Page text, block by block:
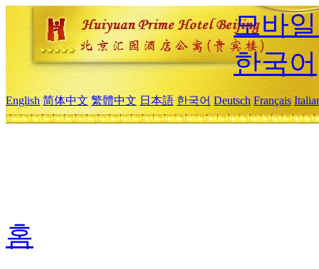
모바
한국어
English 简体中文 繁體中文 日本語 한국어 Deutsch Français
홈